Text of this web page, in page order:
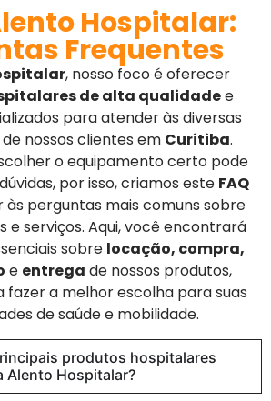
Hospitalar:
Frequentes
, nosso foco é oferecer
de alta qualidadee
para atender às diversas
nossos clientes em Curitiba.
o equipamento certo pode
por isso, criamos este FAQ
perguntas mais comuns sobre
e serviços. Aqui, você encontrará
sobre locação, compra,
e entrega de nossos produtos,
fazer a melhor escolha para suas
de saúde e mobilidade.
produtos hospitalares
Alento Hospitalar?